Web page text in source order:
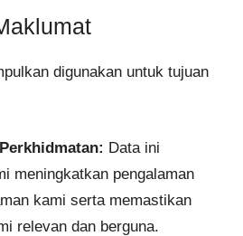
digunakan untuk tujuan
Data ini
meningkatkan pengalaman
kami serta memastikan
relevan dan berguna.